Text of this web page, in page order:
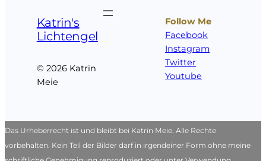
Katrin's
Lichtengel
© 2026 Katrin
Meie
Follow Me
Facebook
Instagram
Twitter
Youtube
Das Urheberrecht ist und bleibt bei Katrin Meie. Alle Rechte
vorbehalten. Kein Teil der Bilder darf in irgendeiner Form ohne meine